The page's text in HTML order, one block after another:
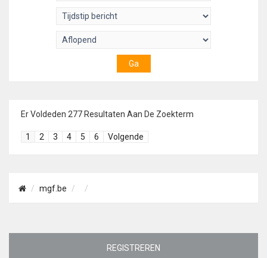
Er Voldeden 277 Resultaten Aan De Zoekterm
1 2 3 4 5 6 Volgende
mgf.be
REGISTREREN